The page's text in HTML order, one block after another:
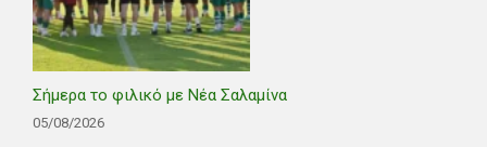
Σήμερα το φιλικό με Νέα Σαλαμίνα
05/08/2026